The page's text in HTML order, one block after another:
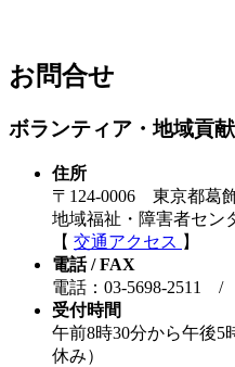
お問合せ
ボランティア・地域貢
住所
〒124-0006 東京都葛
地域福祉・障害者セン
【 交通アクセス 】
電話 / FAX
電話：03-5698-2511 /
受付時間
午前8時30分から午後5
休み）